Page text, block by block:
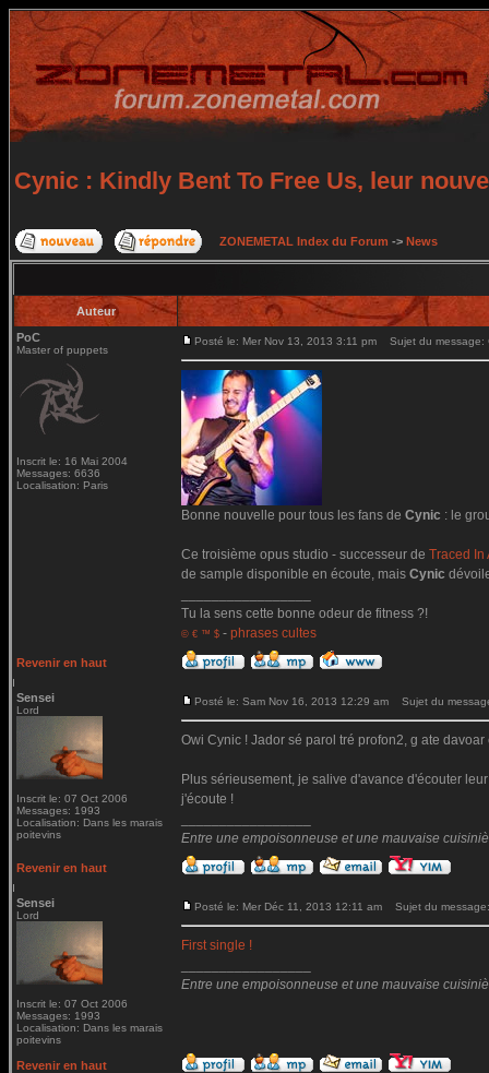
Cynic : Kindly Bent To Free Us, leur
ZONEMETAL Index du Forum -> News
Auteur
PoC
Master of puppets
Inscrit le: 16 Mai 2004
Messages: 6636
Localisation: Paris
Posté le: Mer Nov 13, 2013 3:11 pm Sujet du message:
Bonne nouvelle pour tous les fans de Cynic : le
Ce troisième opus studio - successeur de Traced In
de sample disponible en écoute, mais Cynic
Tu la sens cette bonne odeur de fitness ?!
© € ™ $ - phrases cultes
Revenir en haut
Sensei
Lord
Inscrit le: 07 Oct 2006
Messages: 1993
Localisation: Dans les marais
poitevins
Posté le: Sam Nov 16, 2013 12:29 am Sujet du
Owi Cynic ! Jador sé parol tré profon2, g ate
Plus sérieusement, je salive d'avance d'écouter
j'écoute !
Entre une empoisonneuse et une mauvaise
Revenir en haut
Sensei
Lord
Inscrit le: 07 Oct 2006
Messages: 1993
Localisation: Dans les marais
poitevins
Posté le: Mer Déc 11, 2013 12:11 am Sujet du message:
First single !
Entre une empoisonneuse et une mauvaise
Revenir en haut